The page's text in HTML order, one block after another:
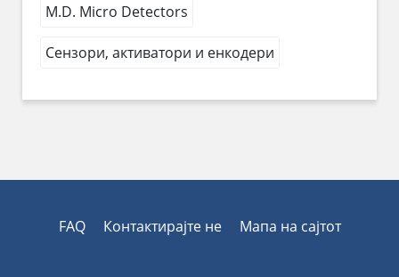
M.D. Micro Detectors
Сензори, активатори и енкодери
FAQ Контактирајте не Мапа на сајтот